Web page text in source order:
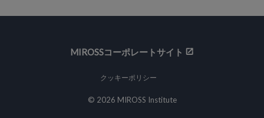
MIROSSコーポレートサイト
クッキーポリシー
© 2026 MIROSS Institute